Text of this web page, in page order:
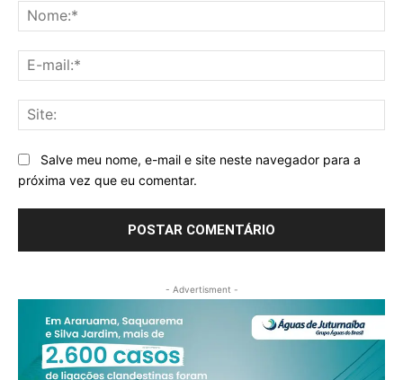
Salve meu nome, e-mail e site neste navegador para a
próxima vez que eu comentar.
- Advertisment -